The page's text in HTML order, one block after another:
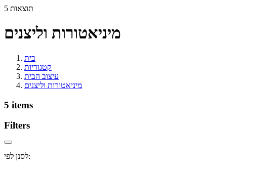
5 תוצאות
מיניאטורות וליצנים
בית
קטגוריות
עיצוב הבית
מיניאטורות וליצנים
5 items
Filters
לסנן לפי: